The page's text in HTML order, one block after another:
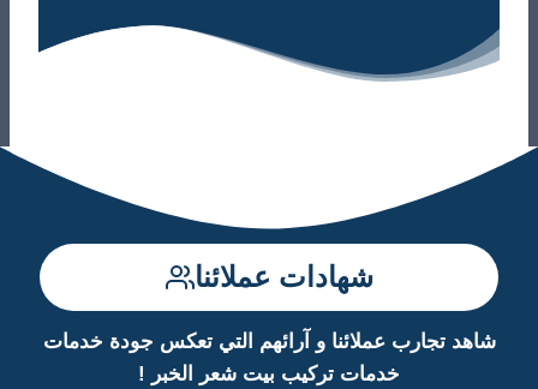
شهادات عملائنا
شاهد تجارب عملائنا و آرائهم التي تعكس جودة خدمات
خدمات تركيب بيت شعر الخبر
!